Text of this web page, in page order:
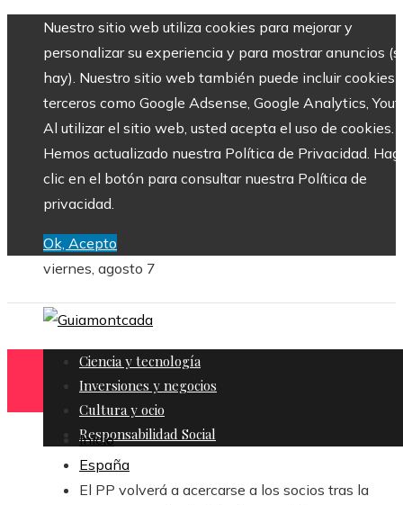
Nuestro sitio web utiliza cookies para mejorar y
personalizar su experiencia y para mostrar anuncios
hay). Nuestro sitio web también puede incluir cookies
terceros como Google Adsense, Google Analytics,
Al utilizar el sitio web, usted acepta el uso de cookies.
Hemos actualizado nuestra Política de Privacidad.
clic en el botón para consultar nuestra Política de
privacidad.
Ok, Acepto
viernes, agosto 7
Ciencia y tecnología
Inversiones y negocios
Cultura y ocio
Responsabilidad Social
Inicio
España
El PP volverá a acercarse a los socios tras la